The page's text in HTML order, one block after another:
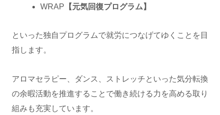
WRAP 【元気回復プログラム】
といった独自プログラムで就労につなげてゆくことを目
指します。
アロマセラピー、ダンス、ストレッチといった気分転換
の余暇活動を推進することで働き続ける力を高める取り
組みも充実しています。